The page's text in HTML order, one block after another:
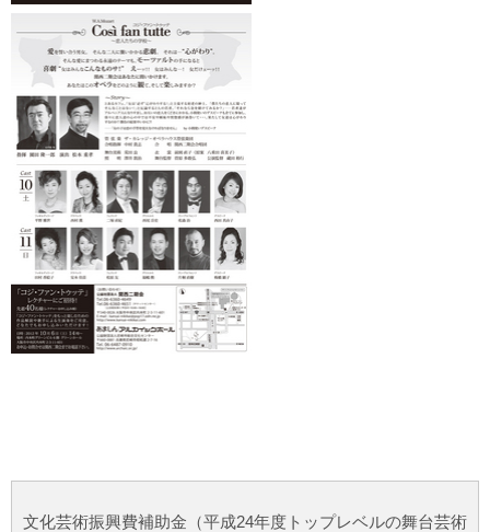
文化芸術振興費補助金（平成24年度トップレベルの舞台芸術